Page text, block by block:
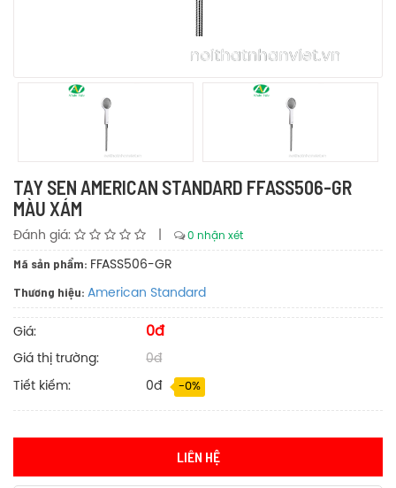
TAY SEN AMERICAN STANDARD FFASS506-GR
MÀU XÁM
Đánh giá: 0 nhận xét
Mã sản phẩm: FFASS506-GR
Thương hiệu: American Standard
Giá: 0đ
Giá thị trường: 0đ
Tiết kiếm: 0đ -0%
LIÊN HỆ